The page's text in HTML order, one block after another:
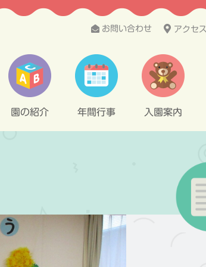
お問い合わせ アクセス
園の紹介 年間行事 入園案内